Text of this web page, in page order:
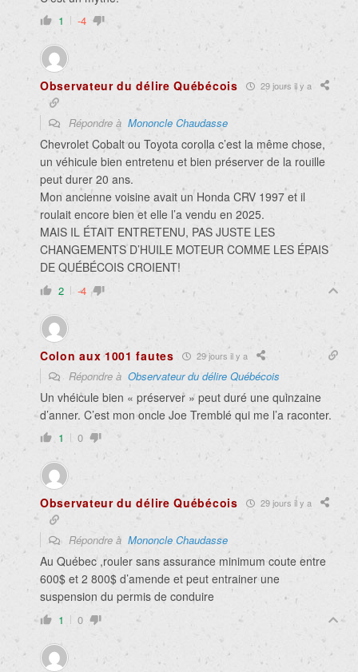
1 -4
Observateur du délire Québécois 29 jours il y a
Répondre à Mononcle Chaudasse
Chevrolet Cobalt ou Toyota corolla c’est la même chose,
un véhicule bien entretenu et bien préserver de la rouille
peut durer 20 ans.
Mon ancienne voisine avait un Honda CRV 1997 et il
roulait encore bien et elle l’a vendu en 2025.
MAIS IL ÉTAIT ENTRETENU, PAS JUSTE LES
CHANGEMENTS D’HUILE MOTEUR COMME LES ÉPAIS
DE QUÉBÉCOIS CROIENT!
2 -4
Colon aux 1001 fautes 29 jours il y a
Répondre à Observateur du délire Québécois
Un vhéicule bien « préserver » peut duré une quinzaine
d’anner. C’est mon oncle Joe Tremblé qui me l’a raconter.
1 0
Observateur du délire Québécois 29 jours il y a
Répondre à Mononcle Chaudasse
Au Québec ,rouler sans assurance minimum coute entre
600$ et 2 800$ d’amende et peut entrainer une
suspension du permis de conduire
1 0